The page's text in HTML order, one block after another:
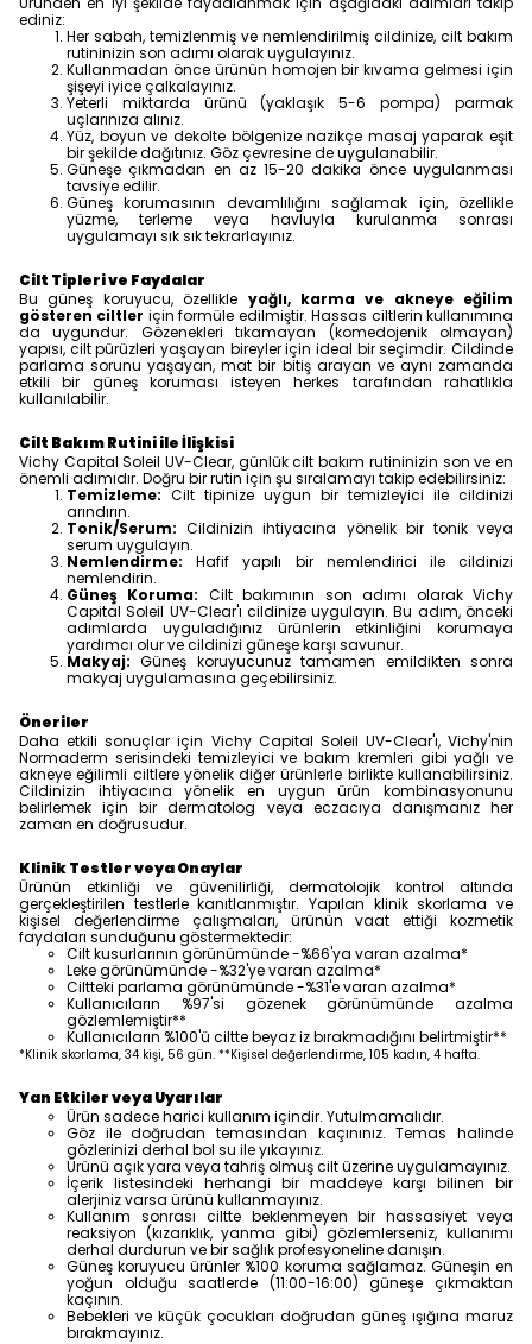
ediniz:
Her sabah, temizlenmiş ve nemlendirilmiş cildinize, cilt bakım
rutininizin son adımı olarak uygulayınız.
Kullanmadan önce ürünün homojen bir kıvama gelmesi için
şişeyi iyice çalkalayınız.
Yeterli miktarda ürünü (yaklaşık 5-6 pompa) parmak
uçlarınıza alınız.
Yüz, boyun ve dekolte bölgenize nazikçe masaj yaparak eşit
bir şekilde dağıtınız. Göz çevresine de uygulanabilir.
Güneşe çıkmadan en az 15-20 dakika önce uygulanması
tavsiye edilir.
Güneş korumasının devamlılığını sağlamak için, özellikle
yüzme, terleme veya havluyla kurulanma sonrası
uygulamayı sık sık tekrarlayınız.
Cilt Tipleri ve Faydalar
Bu güneş koruyucu, özellikle yağlı, karma ve akneye eğilim
gösteren ciltler için formüle edilmiştir. Hassas ciltlerin kullanımına
da uygundur. Gözenekleri tıkamayan (komedojenik olmayan)
yapısı, cilt pürüzleri yaşayan bireyler için ideal bir seçimdir. Cildinde
parlama sorunu yaşayan, mat bir bitiş arayan ve aynı zamanda
etkili bir güneş koruması isteyen herkes tarafından rahatlıkla
kullanılabilir.
Cilt Bakım Rutini ile İlişkisi
Vichy Capital Soleil UV-Clear, günlük cilt bakım rutininizin son ve en
önemli adımıdır. Doğru bir rutin için şu sıralamayı takip edebilirsiniz:
Temizleme: Cilt tipinize uygun bir temizleyici ile cildinizi
arındırın.
Tonik/Serum: Cildinizin ihtiyacına yönelik bir tonik veya
serum uygulayın.
Nemlendirme: Hafif yapılı bir nemlendirici ile cildinizi
nemlendirin.
Güneş Koruma: Cilt bakımının son adımı olarak Vichy
Capital Soleil UV-Clear'ı cildinize uygulayın. Bu adım, önceki
adımlarda uyguladığınız ürünlerin etkinliğini korumaya
yardımcı olur ve cildinizi güneşe karşı savunur.
Makyaj: Güneş koruyucunuz tamamen emildikten sonra
makyaj uygulamasına geçebilirsiniz.
Öneriler
Daha etkili sonuçlar için Vichy Capital Soleil UV-Clear'ı, Vichy'nin
Normaderm serisindeki temizleyici ve bakım kremleri gibi yağlı ve
akneye eğilimli ciltlere yönelik diğer ürünlerle birlikte kullanabilirsiniz.
Cildinizin ihtiyacına yönelik en uygun ürün kombinasyonunu
belirlemek için bir dermatolog veya eczacıya danışmanız her
zaman en doğrusudur.
Klinik Testler veya Onaylar
Ürünün etkinliği ve güvenilirliği, dermatolojik kontrol altında
gerçekleştirilen testlerle kanıtlanmıştır. Yapılan klinik skorlama ve
kişisel değerlendirme çalışmaları, ürünün vaat ettiği kozmetik
faydaları sunduğunu göstermektedir:
Cilt kusurlarının görünümünde -%66'ya varan azalma*
Leke görünümünde -%32'ye varan azalma*
Ciltteki parlama görünümünde -%31'e varan azalma*
Kullanıcıların %97'si gözenek görünümünde azalma
gözlemlemiştir**
Kullanıcıların %100'ü ciltte beyaz iz bırakmadığını belirtmiştir**
*Klinik skorlama, 34 kişi, 56 gün. **Kişisel değerlendirme, 105 kadın, 4 hafta.
Yan Etkiler veya Uyarılar
Ürün sadece harici kullanım içindir. Yutulmamalıdır.
Göz ile doğrudan temasından kaçınınız. Temas halinde
gözlerinizi derhal bol su ile yıkayınız.
Ürünü açık yara veya tahriş olmuş cilt üzerine uygulamayınız.
İçerik listesindeki herhangi bir maddeye karşı bilinen bir
alerjiniz varsa ürünü kullanmayınız.
Kullanım sonrası ciltte beklenmeyen bir hassasiyet veya
reaksiyon (kızarıklık, yanma gibi) gözlemlerseniz, kullanımı
derhal durdurun ve bir sağlık profesyoneline danışın.
Güneş koruyucu ürünler %100 koruma sağlamaz. Güneşin en
yoğun olduğu saatlerde (11:00-16:00) güneşe çıkmaktan
kaçının.
Bebekleri ve küçük çocukları doğrudan güneş ışığına maruz
bırakmayınız.